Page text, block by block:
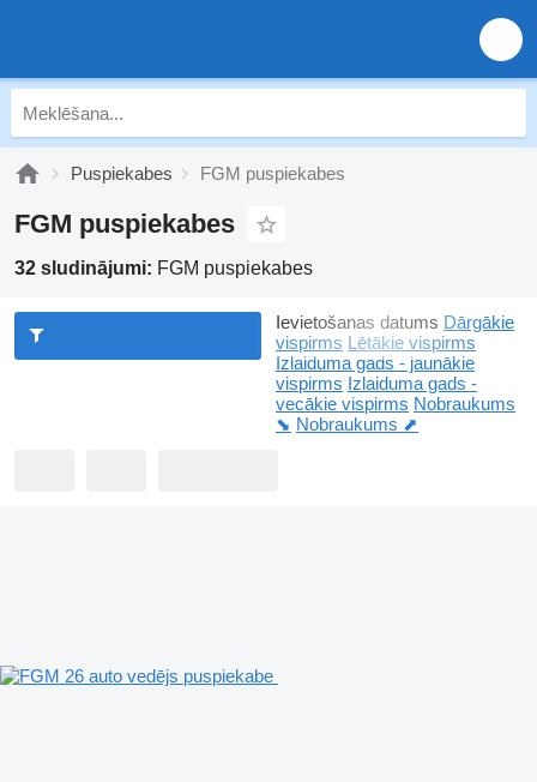
Puspiekabes FGM puspiekabes
FGM puspiekabes
32 sludinājumi: FGM puspiekabes
Ievietošanas datums Dārgākie
vispirms Lētākie vispirms
Izlaiduma gads - jaunākie
vispirms Izlaiduma gads -
vecākie vispirms Nobraukums
⬊ Nobraukums ⬈